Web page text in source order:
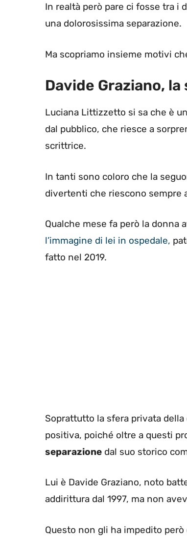
In realtà però pare ci fosse tra i
una dolorosissima separazione.
Ma scopriamo insieme motivi
Davide Graziano,
Luciana Littizzetto si sa che è
dal pubblico, che riesce a
scrittrice.
In tanti sono coloro che la
divertenti che riescono sempre
Qualche mese fa però la donna
l’immagine di lei in ospedale,
fatto nel 2019.
Soprattutto la sfera privata
positiva, poiché oltre a questi
separazione dal suo storico
Lui è Davide Graziano, noto
addirittura dal 1997, ma non
Questo non gli ha impedito